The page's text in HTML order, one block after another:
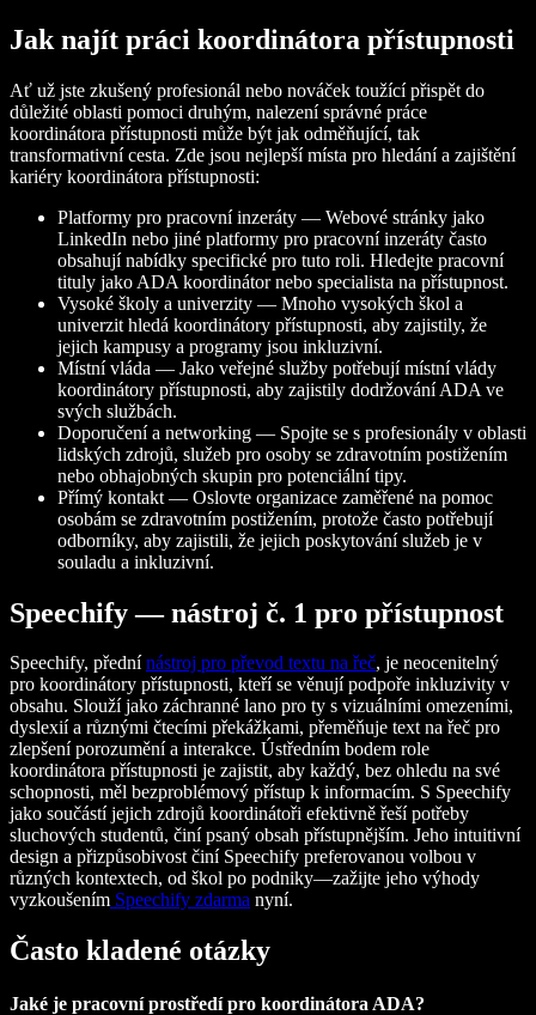
Jak najít práci koordinátora přístupnosti
Ať už jste zkušený profesionál nebo nováček toužící přispět do
důležité oblasti pomoci druhým, nalezení správné práce
koordinátora přístupnosti může být jak odměňující, tak
transformativní cesta. Zde jsou nejlepší místa pro hledání a zajištění
kariéry koordinátora přístupnosti:
Platformy pro pracovní inzeráty — Webové stránky jako
LinkedIn nebo jiné platformy pro pracovní inzeráty často
obsahují nabídky specifické pro tuto roli. Hledejte pracovní
tituly jako ADA koordinátor nebo specialista na přístupnost.
Vysoké školy a univerzity — Mnoho vysokých škol a
univerzit hledá koordinátory přístupnosti, aby zajistily, že
jejich kampusy a programy jsou inkluzivní.
Místní vláda — Jako veřejné služby potřebují místní vlády
koordinátory přístupnosti, aby zajistily dodržování ADA ve
svých službách.
Doporučení a networking — Spojte se s profesionály v oblasti
lidských zdrojů, služeb pro osoby se zdravotním postižením
nebo obhajobných skupin pro potenciální tipy.
Přímý kontakt — Oslovte organizace zaměřené na pomoc
osobám se zdravotním postižením, protože často potřebují
odborníky, aby zajistili, že jejich poskytování služeb je v
souladu a inkluzivní.
Speechify — nástroj č. 1 pro přístupnost
Speechify, přední nástroj pro převod textu na řeč, je neocenitelný
pro koordinátory přístupnosti, kteří se věnují podpoře inkluzivity v
obsahu. Slouží jako záchranné lano pro ty s vizuálními omezeními,
dyslexií a různými čtecími překážkami, přeměňuje text na řeč pro
zlepšení porozumění a interakce. Ústředním bodem role
koordinátora přístupnosti je zajistit, aby každý, bez ohledu na své
schopnosti, měl bezproblémový přístup k informacím. S Speechify
jako součástí jejich zdrojů koordinátoři efektivně řeší potřeby
sluchových studentů, činí psaný obsah přístupnějším. Jeho intuitivní
design a přizpůsobivost činí Speechify preferovanou volbou v
různých kontextech, od škol po podniky—zažijte jeho výhody
vyzkoušením Speechify zdarma nyní.
Často kladené otázky
Jaké je pracovní prostředí pro koordinátora ADA?